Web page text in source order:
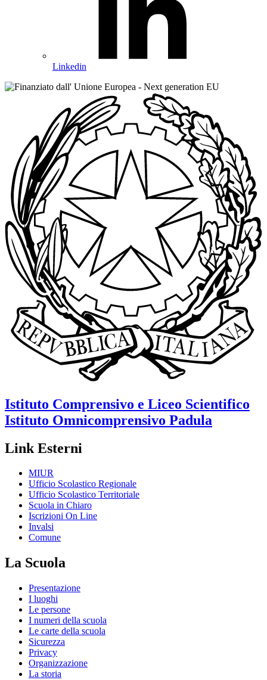
Linkedin
Istituto Comprensivo e Liceo Scientifico
Istituto Omnicomprensivo Padula
Link Esterni
MIUR
Ufficio Scolastico Regionale
Ufficio Scolastico Territoriale
Scuola in Chiaro
Iscrizioni On Line
Invalsi
Comune
La Scuola
Presentazione
I luoghi
Le persone
I numeri della scuola
Le carte della scuola
Sicurezza
Privacy
Organizzazione
La storia